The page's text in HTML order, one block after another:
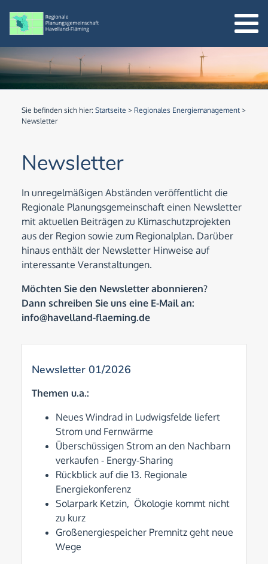
Sie befinden sich hier: Startseite > Regionales Energiemanagement >
Newsletter
Newsletter
In unregelmäßigen Abständen veröffentlicht die
Regionale Planungsgemeinschaft einen Newsletter
mit aktuellen Beiträgen zu Klimaschutzprojekten
aus der Region sowie zum Regionalplan. Darüber
hinaus enthält der Newsletter Hinweise auf
interessante Veranstaltungen.
Möchten Sie den Newsletter abonnieren?
Dann schreiben Sie uns eine E-Mail an:
info@havelland-flaeming.de
Newsletter 01/2026
Themen u.a.:
Neues Windrad in Ludwigsfelde liefert
Strom und Fernwärme
Überschüssigen Strom an den Nachbarn
verkaufen - Energy-Sharing
Rückblick auf die 13. Regionale
Energiekonferenz
Solarpark Ketzin, Ökologie kommt nicht
zu kurz
Großenergiespeicher Premnitz geht neue
Wege